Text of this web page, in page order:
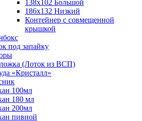
138х102 Большой
186х132 Низкий
Контейнер с совмещенной
крышкой
под запайку
(Лоток из ВСП)
«Кристалл»
100мл
180 мл
200мл
пивной